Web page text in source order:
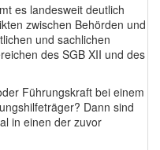
es landesweit deutlich
zwischen Behörden und
und sachlichen
des SGB XII und des
Führungskraft bei einem
Dann sind
in einen der zuvor